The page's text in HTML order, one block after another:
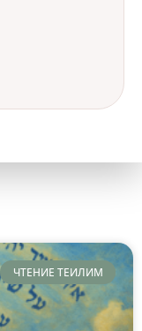
ЧТЕНИЕ ТЕИЛИМ